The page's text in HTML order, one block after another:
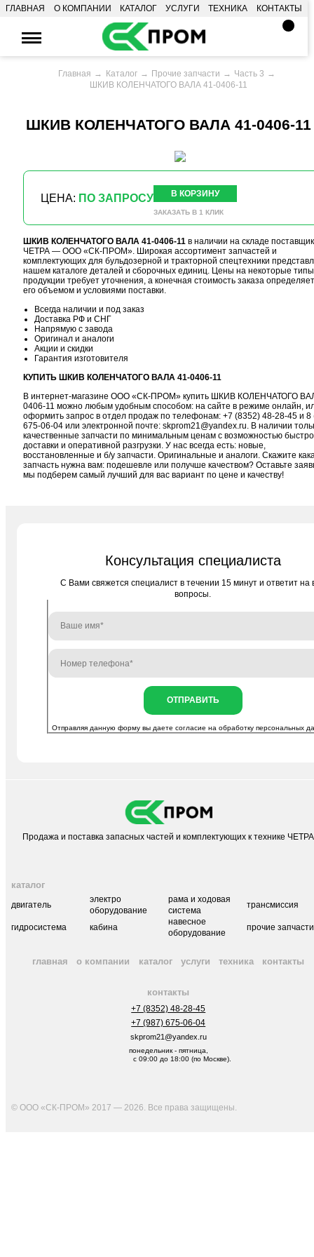
ГЛАВНАЯ О КОМПАНИИ КАТАЛОГ УСЛУГИ ТЕХНИКА КОНТАКТЫ
Главная Каталог Прочие запчасти
Часть 3
ШКИВ КОЛЕНЧАТОГО ВАЛА 41-0406-11
ШКИВ КОЛЕНЧАТОГО ВАЛА 41-0406-11
ЦЕНА: ПО ЗАПРОСУ В КОРЗИНУ
ЗАКАЗАТЬ В 1 КЛИК
ШКИВ КОЛЕНЧАТОГО ВАЛА 41-0406-11в наличии на складе
ЧЕТРА — ООО «СК-ПРОМ». Широкая ассортимент запчастей и
комплектующих для бульдозерной и тракторной спецтехники
нашем каталоге деталей и сборочных единиц. Цены на некоторые типы
продукции требует уточнения, а конечная стоимость заказа
его объемом и условиями поставки.
Всегда наличии и под заказ
Доставка РФ и СНГ
Напрямую с завода
Оригинал и аналоги
Акции и скидки
Гарантия изготовителя
КУПИТЬ ШКИВ КОЛЕНЧАТОГО ВАЛА 41-0406-11
В интернет-магазине ООО «СК-ПРОМ» купить ШКИВ КОЛЕНЧАТОГО
0406-11 можно любым удобным способом: на сайте в режиме онлайн,
оформить запрос в отдел продаж по телефонам: +7 (8352) 48-28-45и 8
675-06-04или электронной почте: skprom21@yandex.ru. В наличии
качественные запчасти по минимальным ценам с возможностью
доставки и оперативной разгрузки. У нас всегда есть: новые,
восстановленные и б/у запчасти. Оригинальные и аналоги. Скажите
запчасть нужна вам: подешевле или получше качеством? Оставьте
мы подберем самый лучший для вас вариант по цене и качеству!
Консультация специалиста
C Вами свяжется специалист в течении 15 минут и ответит на
вопросы.
ОТПРАВИТЬ
Отправляя данную форму вы даете согласие наобработку персональных
Продажа и поставка запасных частей и комплектующих к технике ЧЕТРА
каталог
двигатель
электро
оборудование
рама и ходовая
система
трансмиссия
гидросистема кабина
навесное
оборудование
прочие запчасти
главная о компании каталог услуги техника контакты
контакты
+7 (8352) 48-28-45
+7 (987) 675-06-04
skprom21@yandex.ru
понедельник - пятница,
с 09:00 до 18:00 (по Москве).
© ООО «СК-ПРОМ» 2017 — 2026. Все права защищены